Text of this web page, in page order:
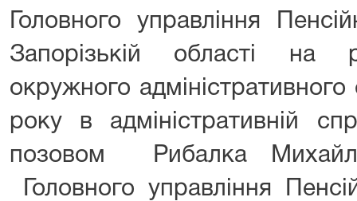
Головного управління
Запорізькій області на
окружного
року в адміністративній
позовом Рибалка
Головного управління